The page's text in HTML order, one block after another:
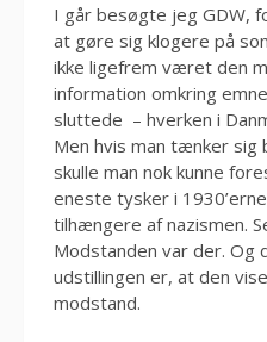
I går besøgte jeg GDW,
at gøre sig klogere på
ikke ligefrem været den
information omkring
sluttede – hverken i
Men hvis man tænker sig
skulle man nok kunne
eneste tysker i
tilhængere af nazismen.
Modstanden var der. Og
udstillingen er, at den
modstand.